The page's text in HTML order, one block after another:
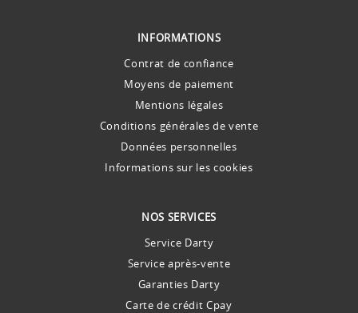
INFORMATIONS
Contrat de confiance
Moyens de paiement
Mentions légales
Conditions générales de vente
Données personnelles
Informations sur les cookies
NOS SERVICES
Service Darty
Service après-vente
Garanties Darty
Carte de crédit Cpay